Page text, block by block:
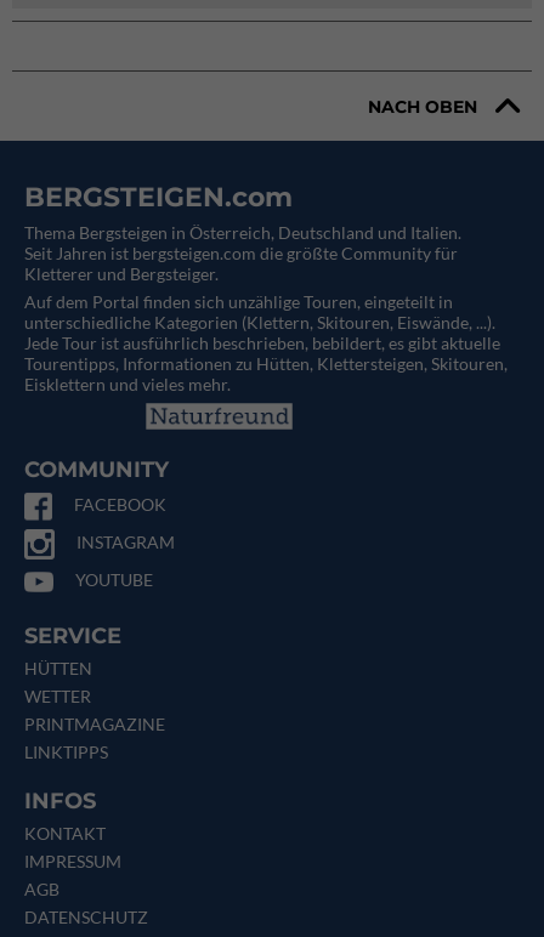
NACH OBEN
BERGSTEIGEN.com
Thema Bergsteigen in Österreich, Deutschland und Italien.
Seit Jahren ist bergsteigen.com die größte Community für
Kletterer und Bergsteiger.
Auf dem Portal finden sich unzählige Touren, eingeteilt in
unterschiedliche Kategorien (Klettern, Skitouren, Eiswände, ...).
Jede Tour ist ausführlich beschrieben, bebildert, es gibt aktuelle
Tourentipps, Informationen zu Hütten, Klettersteigen, Skitouren,
Eisklettern und vieles mehr.
COMMUNITY
FACEBOOK
INSTAGRAM
YOUTUBE
SERVICE
HÜTTEN
WETTER
PRINTMAGAZINE
LINKTIPPS
INFOS
KONTAKT
IMPRESSUM
AGB
DATENSCHUTZ